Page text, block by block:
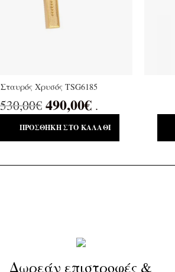
Σταυρός Χρυσός TSG6185
530,00€ 490,00€ .
ΠΡΟΣΘΉΚΗ ΣΤΟ ΚΑΛΆΘΙ
Δωρεάν επιστροφές &